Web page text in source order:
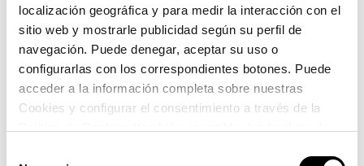
localización geográfica y para medir la interacción con el
sitio web y mostrarle publicidad según su perfil de
navegación. Puede denegar, aceptar su uso o
configurarlas con los correspondientes botones. Puede
acceder a la información completa sobre nuestras
Cookies y configurar el consentimiento a través de la
Conocer elmarco legal, losaspectos
organizativosy demarketingadecuados en los
que desarrollar la profesión.
Aprender laslimitaciones de las técnicas
estéticas.